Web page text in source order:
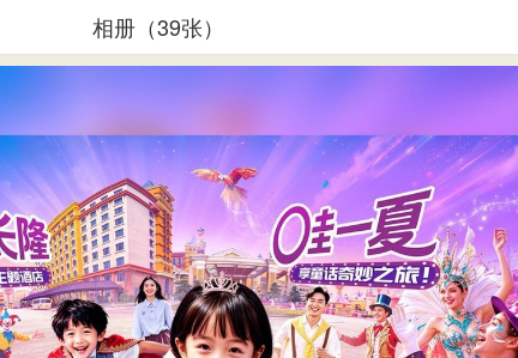
相册（39张）